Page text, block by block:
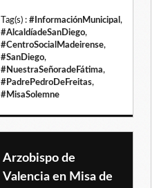
Tag(s) : #InformaciónMunicipal ,
#AlcaldíadeSanDiego,
#CentroSocialMadeirense,
#SanDiego,
#NuestraSeñoradeFátima,
#PadrePedroDeFreitas,
#MisaSolemne
Arzobispo de
Valencia en Misa de